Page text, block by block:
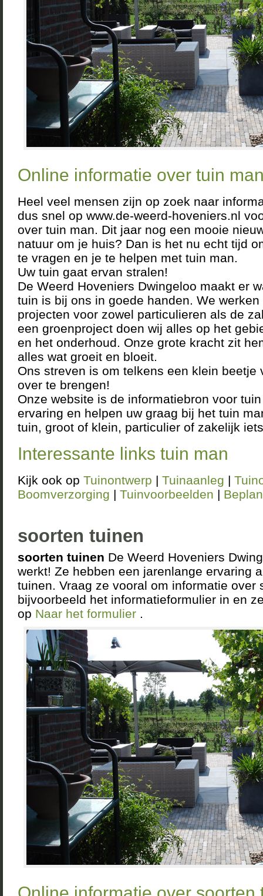
Online informatie over tuin
Heel veel mensen zijn op zoek naar
dus snel op www.de-weerd-hoveniers.nl
over tuin man. Dit jaar nog een mooie
natuur om je huis? Dan is het nu echt tijd
te vragen en je te helpen met tuin man.
Uw tuin gaat ervan stralen!
De Weerd Hoveniers Dwingeloo maakt er
tuin is bij ons in goede handen. We
projecten voor zowel particulieren als de
een groenproject doen wij alles op het
en het onderhoud. Onze grote kracht zit
alles wat groeit en bloeit.
Ons streven is om telkens een klein beetje
over te brengen!
Onze website is de informatiebron voor
ervaring en helpen uw graag bij het tuin
tuin, groot of klein, particulier of zakelijk
Interessante links tuin man
Kijk ook op Tuinontwerp | Tuinaanleg |
Boomverzorging | Tuinvoorbeelden |
soorten tuinen
soorten tuinen De Weerd Hoveniers
werkt! Ze hebben een jarenlange ervaring
tuinen. Vraag ze vooral om informatie over
bijvoorbeeld het informatieformulier in en
op Naar het formulier